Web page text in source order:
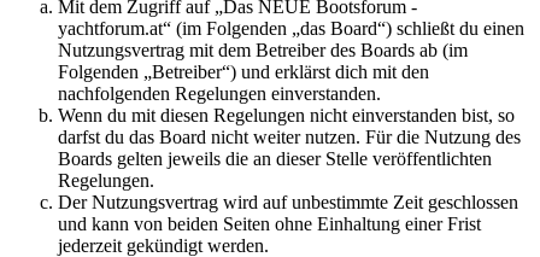
Mit dem Zugriff auf „Das NEUE Bootsforum -
yachtforum.at“ (im Folgenden „das Board“) schließt du einen
Nutzungsvertrag mit dem Betreiber des Boards ab (im
Folgenden „Betreiber“) und erklärst dich mit den
nachfolgenden Regelungen einverstanden.
Wenn du mit diesen Regelungen nicht einverstanden bist, so
darfst du das Board nicht weiter nutzen. Für die Nutzung des
Boards gelten jeweils die an dieser Stelle veröffentlichten
Regelungen.
Der Nutzungsvertrag wird auf unbestimmte Zeit geschlossen
und kann von beiden Seiten ohne Einhaltung einer Frist
jederzeit gekündigt werden.